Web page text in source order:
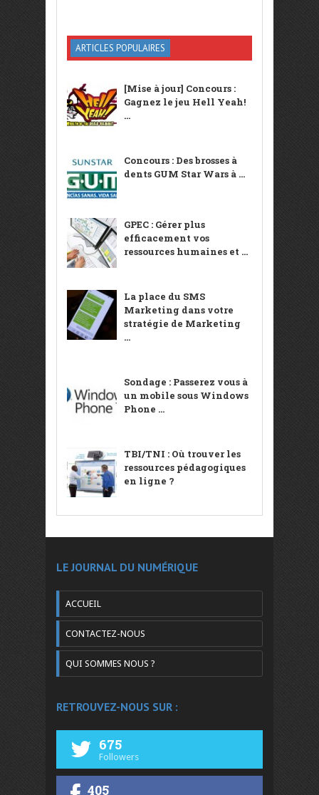
ARTICLES POPULAIRES
[Mise à jour] Concours :
Gagnez le jeu Hell Yeah!
...
Concours : Des brosses à
dents GUM Star Wars à ...
GPEC : Gérer plus
efficacement vos
ressources humaines et ...
La place du SMS
Marketing dans votre
stratégie de Marketing
...
Sondage : Passerez vous à
un mobile sous Windows
Phone ...
TBI/TNI : Où trouver les
ressources pédagogiques
en ligne ?
LE JOURNAL DU NUMÉRIQUE
ACCUEIL
CONTACTEZ-NOUS
QUI SOMMES NOUS ?
RETROUVEZ-NOUS SUR :
675
Followers
405